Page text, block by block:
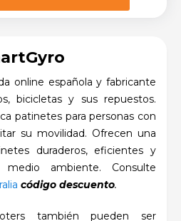
online española y fabricante
bicicletas y sus repuestos.
patinetes para personas con
su movilidad. Ofrecen una
duraderos, eficientes y
ambiente. Consulte
código descuento.
también pueden ser